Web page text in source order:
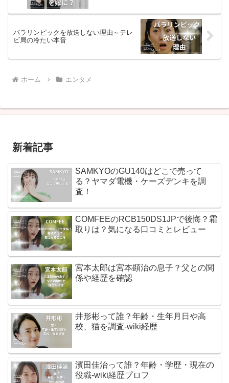
パラリンピックを放送しない理由～テレ
ビ局の冷たい本音
ホーム エンタメ
新着記事
SAMKYOのGU140はどこで売って
る？ヤマダ電機・ケーズデンキを調
査！
COMFEEのRCB150DS1JPで後悔？霜
取りは？気になる口コミとレビュー
宮本太郎は宮本顕治の息子？父との関
係や経歴を確認
井形彬って誰？年齢・生年月日や高
校、猫を調査-wiki経歴
濱田佳治って誰？年齢・学歴・現在の
役職-wiki経歴プロフ